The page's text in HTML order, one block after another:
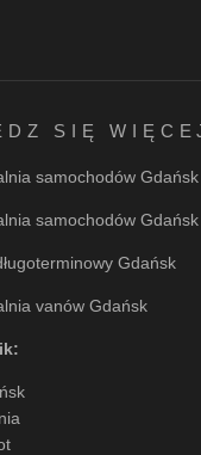
SIĘ
samochodów
samochodów Gdańsk
Gdańsk
vanów Gdańsk